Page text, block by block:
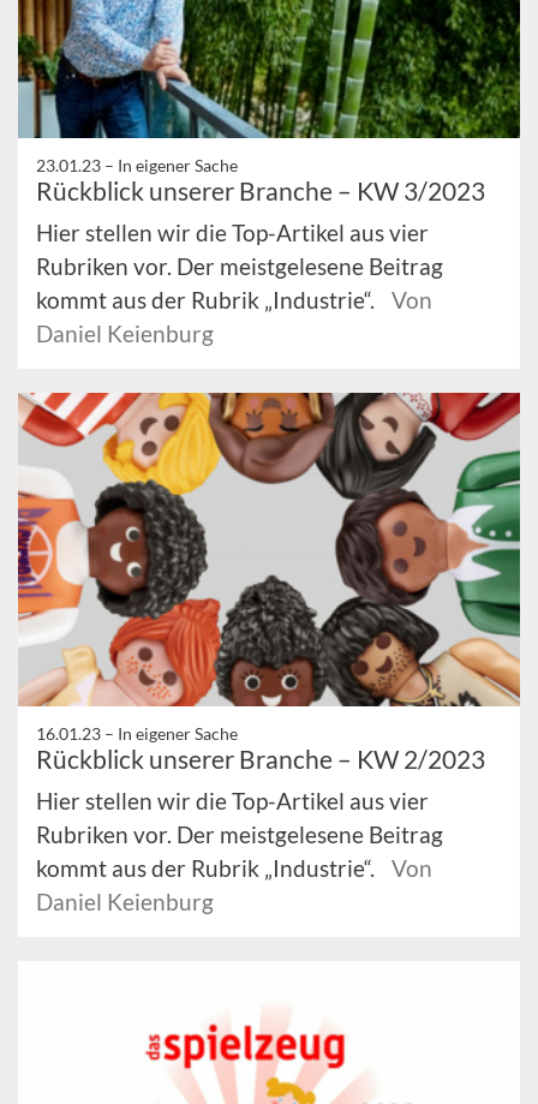
23.01.23 – In eigener Sache
Rückblick unserer Branche – KW 3/2023
Hier stellen wir die Top-Artikel aus vier
Rubriken vor. Der meistgelesene Beitrag
kommt aus der Rubrik „Industrie“.
Von
Daniel Keienburg
16.01.23 – In eigener Sache
Rückblick unserer Branche – KW 2/2023
Hier stellen wir die Top-Artikel aus vier
Rubriken vor. Der meistgelesene Beitrag
kommt aus der Rubrik „Industrie“.
Von
Daniel Keienburg